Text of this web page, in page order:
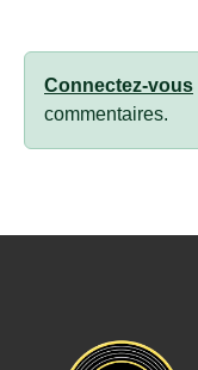
Connectez-vous
commentaires.